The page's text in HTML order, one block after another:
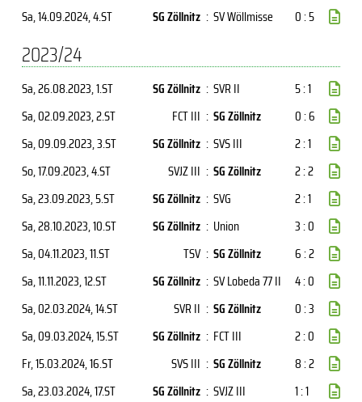
Sa, 14.09.2024, 4.ST SG Zöllnitz : SV Wöllmisse 0 : 5
2023/24
Sa, 26.08.2023, 1.ST SG Zöllnitz : SVR II
5 : 1
Sa, 02.09.2023, 2.ST FCT III : SG Zöllnitz
0 : 6
Sa, 09.09.2023, 3.ST SG Zöllnitz : SVS III
2 : 1
So, 17.09.2023, 4.ST SVJZ III : SG Zöllnitz
2 : 2
Sa, 23.09.2023, 5.ST SG Zöllnitz : SVG
2 : 1
Sa, 28.10.2023, 10.ST SG Zöllnitz : Union
3 : 0
Sa, 04.11.2023, 11.ST TSV : SG Zöllnitz
6 : 2
Sa, 11.11.2023, 12.ST SG Zöllnitz : SV Lobeda 77 II
4 : 0
Sa, 02.03.2024, 14.ST SVR II : SG Zöllnitz
0 : 3
Sa, 09.03.2024, 15.ST SG Zöllnitz : FCT III
2 : 0
Fr, 15.03.2024, 16.ST SVS III : SG Zöllnitz
8 : 2
Sa, 23.03.2024, 17.ST SG Zöllnitz : SVJZ III
1 : 1